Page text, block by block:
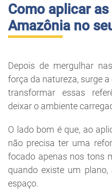
Como aplicar
Amazônia no
Depois de mergulhar
força da natureza, surge
transformar essas
deixar o ambiente
O lado bom é que, ao
não precisa ter uma
focado apenas nos tons
quando existe um
espaço.